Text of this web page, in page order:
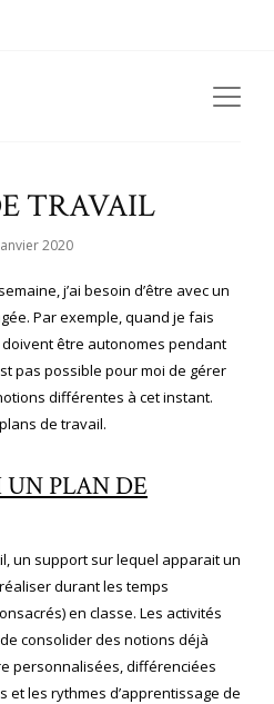
TRAVAIL
2020
j’ai besoin d’être avec un
Par exemple, quand je fais
doivent être autonomes pendant
pas possible pour moi de gérer
différentes à cet instant.
de travail.
UN PLAN DE
un support sur lequel apparait un
durant les temps
en classe. Les activités
consolider des notions déjà
personnalisées, différenciées
et les rythmes d’apprentissage de